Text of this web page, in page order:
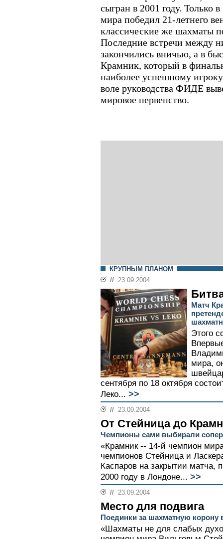
сыгран в 2001 году.
мира победил 21-летнего
классические же шахматы
Последние встречи между
закончились вничью, а в
Крамник, который в
наиболее успешному
воле руководства ФИДЕ
мировое первенство.
КРУПНЫМ ПЛАНОМ
// 23.09.2004
Матч
Этого
мира,
сентября по 18 октября
Леко... >>
// 23.09.2004
От Стейница до
Чемпионы сами выбирали
«Крамник -- 14-й чемпион
чемпионов Стейница и
Каспаров на закрытии матча,
2000 году в Лондоне... >>
// 23.09.2004
Место для подвига
Поединки за шахматную корону
«Шахматы не для слабых